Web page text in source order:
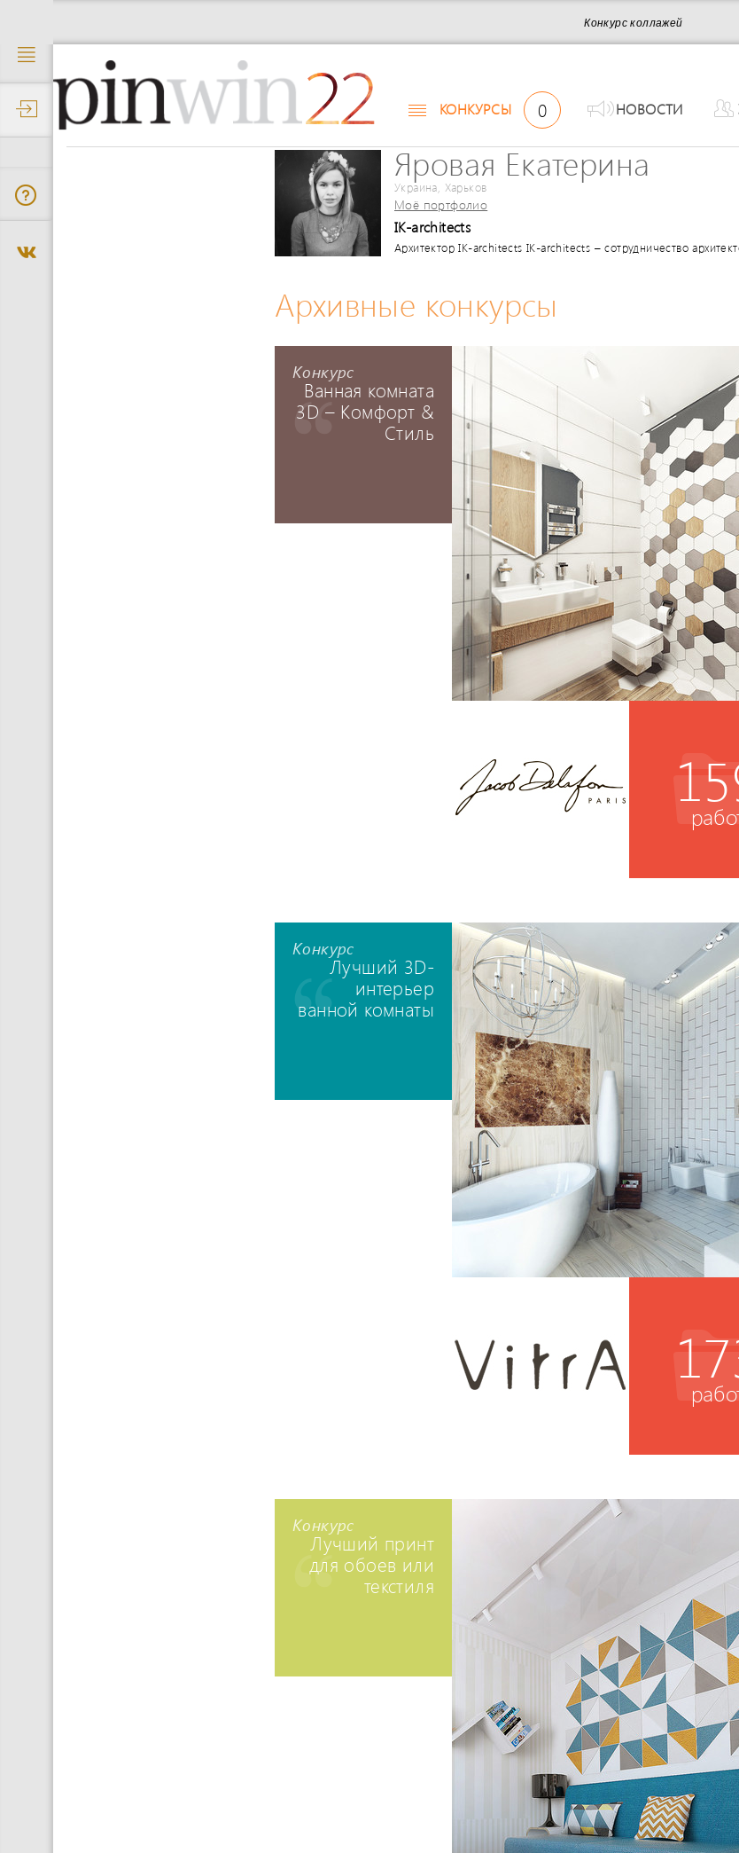
Конкурс коллажей
22 КОНКУРСЫ 0 НОВОСТИ
Яровая Екатерина
Украина, Харьков
Моё портфолио
IK-architects
Архитектор IK-architects IK-architects – сотрудничество
Архивные конкурсы
Конкурс
Ванная комната
3D – Комфорт &
Стиль
Конкурс
Лучший 3D-
интерьер
ванной комнаты
Конкурс
Лучший принт
для обоев или
текстиля